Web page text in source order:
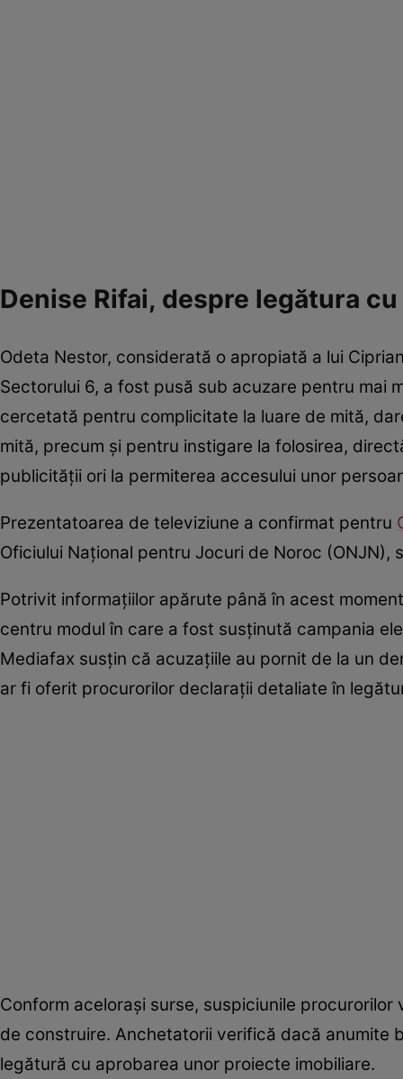
Denise Rifai, despre legătura
Odeta Nestor, considerată o apropiată a lui
Sectorului 6, a fost pusă sub acuzare pentru mai
cercetată pentru complicitate la luare de mită,
mită, precum și pentru instigare la folosirea,
publicității ori la permiterea accesului unor
Prezentatoarea de televiziune a confirmat pentru
Oficiului Național pentru Jocuri de Noroc (ONJN),
Potrivit informațiilor apărute până în acest
centru modul în care a fost susținută campania
Mediafax susțin că acuzațiile au pornit de la un
ar fi oferit procurorilor declarații detaliate în
Conform acelorași surse, suspiciunile
de construire. Anchetatorii verifică dacă anumite
legătură cu aprobarea unor proiecte imobiliare.